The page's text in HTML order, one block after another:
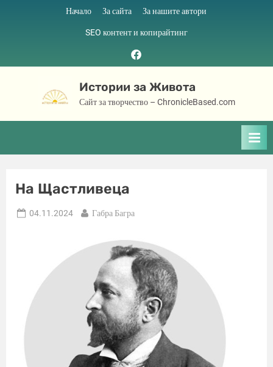
Начало За сайта За нашите автори
SEO контент и копирайтинг
Facebook
page
Истории за Живота
Сайт за творчество – ChronicleBased.com
На Щастливеца
Posted
04.11.2024 By
Габра Багра